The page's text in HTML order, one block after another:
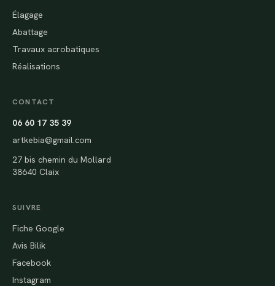
Élagage
Abattage
Travaux acrobatiques
Réalisations
CONTACT
06 60 17 35 39
artkebia@gmail.com
27 bis chemin du Mollard
38640 Claix
SUIVRE
Fiche Google
Avis Bilik
Facebook
Instagram